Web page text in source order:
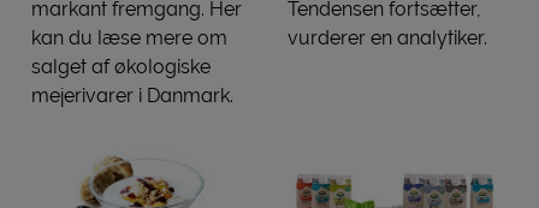
markant fremgang. Her
kan du læse mere om
salget af økologiske
mejerivarer i Danmark.
Tendensen fortsætter,
vurderer en analytiker.